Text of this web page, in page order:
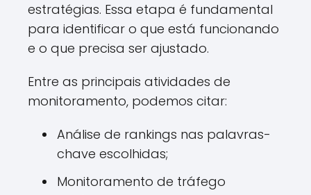
estratégias. Essa etapa é fundamental
para identificar o que está funcionando
e o que precisa ser ajustado.
Entre as principais atividades de
monitoramento, podemos citar:
Análise de rankings nas palavras-
chave escolhidas;
Monitoramento de tráfego